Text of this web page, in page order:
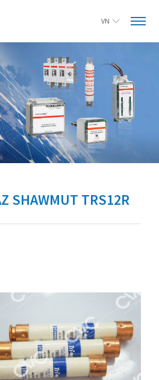
VN
SHAWMUT TRS12R